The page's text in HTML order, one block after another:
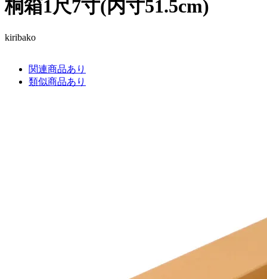
桐箱1尺7寸(内寸51.5cm)
kiribako
関連商品あり
類似商品あり